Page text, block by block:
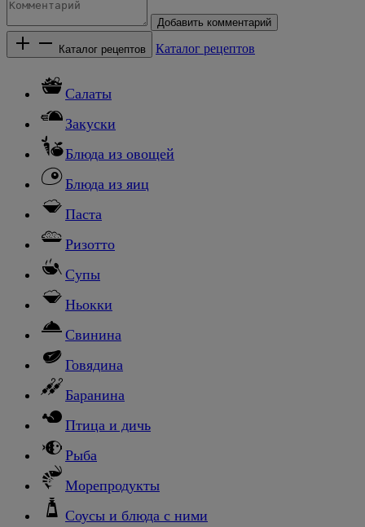
Добавить комментарий
Каталог рецептов Каталог рецептов
Салаты
Закуски
Блюда из овощей
Блюда из яиц
Паста
Ризотто
Супы
Ньокки
Свинина
Говядина
Баранина
Птица и дичь
Рыба
Морепродукты
Соусы и блюда с ними